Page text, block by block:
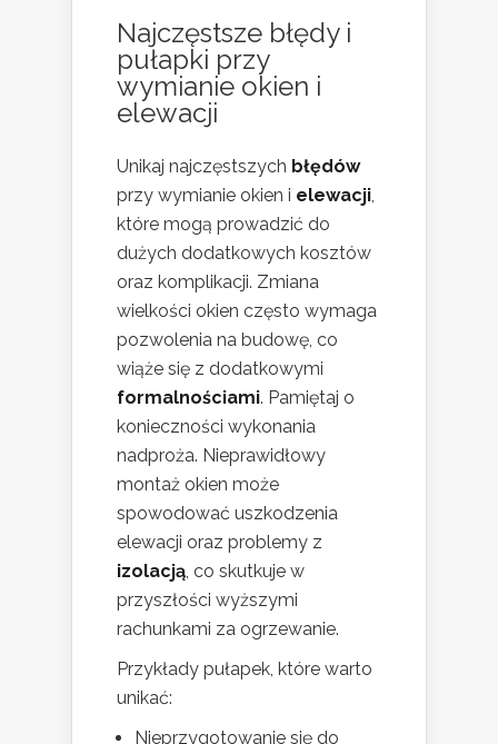
Najczęstsze błędy i
pułapki przy
wymianie okien i
elewacji
Unikaj najczęstszych błędów
przy wymianie okien i elewacji,
które mogą prowadzić do
dużych dodatkowych kosztów
oraz komplikacji. Zmiana
wielkości okien często wymaga
pozwolenia na budowę, co
wiąże się z dodatkowymi
formalnościami. Pamiętaj o
konieczności wykonania
nadproża. Nieprawidłowy
montaż okien może
spowodować uszkodzenia
elewacji oraz problemy z
izolacją, co skutkuje w
przyszłości wyższymi
rachunkami za ogrzewanie.
Przykłady pułapek, które warto
unikać:
Nieprzygotowanie się do